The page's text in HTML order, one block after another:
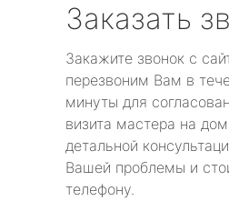
Заказать
Закажите звонок с
перезвоним Вам в
минуты для
визита мастера на
детальной
Вашей проблемы и
телефону.